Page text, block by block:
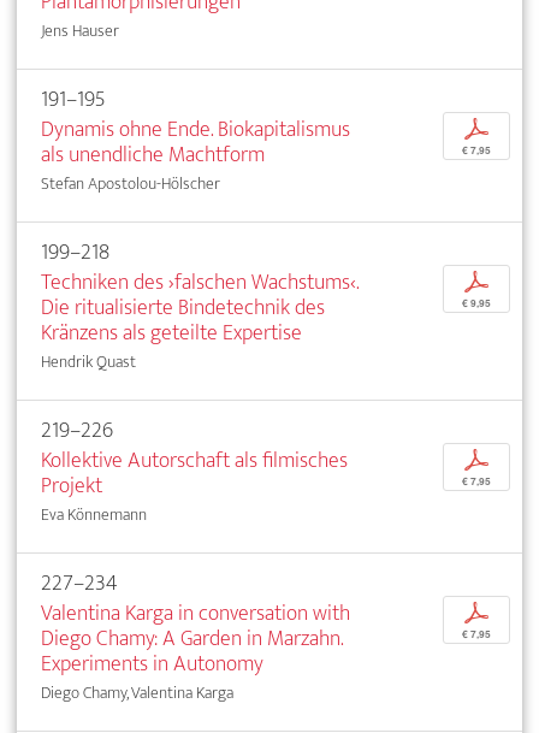
Jens Hauser
191–195
Dynamis ohne Ende. Biokapitalismus
als unendliche Machtform
Stefan Apostolou-Hölscher
p
€ 7,95
199–218
Techniken des ›falschen Wachstums‹.
Die ritualisierte Bindetechnik des
Kränzens als geteilte Expertise
Hendrik Quast
p
€ 9,95
219–226
Kollektive Autorschaft als filmisches
Projekt
Eva Könnemann
p
€ 7,95
227–234
Valentina Karga in conversation with
Diego Chamy: A Garden in Marzahn.
Experiments in Autonomy
Diego Chamy, Valentina Karga
p
€ 7,95